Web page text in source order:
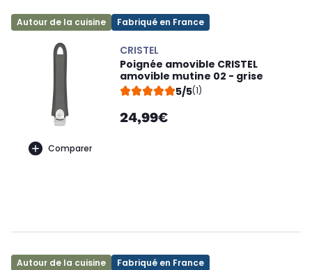
Autour de la cuisine Fabriqué en France
Comparer
CRISTEL
Poignée amovible CRISTEL
amovible mutine 02 - grise
5/5(1)
24,99€
Autour de la cuisine Fabriqué en France